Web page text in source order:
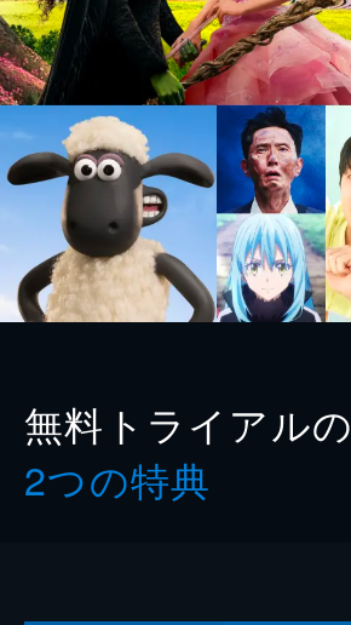
無料トライアルの
2つの特典